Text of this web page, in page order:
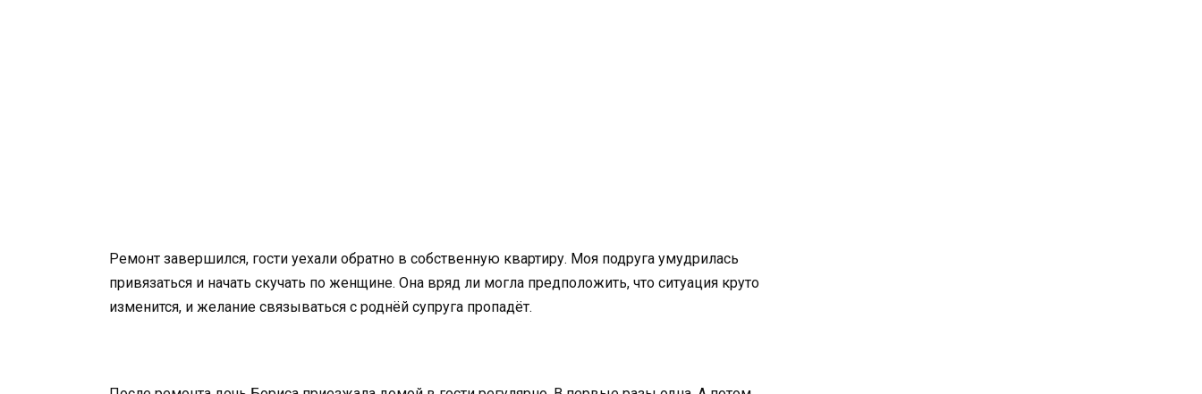
Ремонт завершился, гости уехали обратно в собственную квартиру. Моя подруга умудрилась
привязаться и начать скучать по женщине. Она вряд ли могла предположить, что ситуация круто
изменится, и желание связываться с роднёй супруга пропадёт.